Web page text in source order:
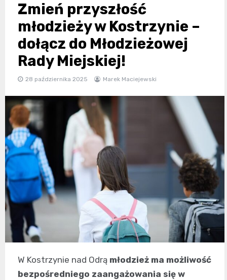
Zmień przyszłość
młodzieży w Kostrzynie –
dołącz do Młodzieżowej
Rady Miejskiej!
28 października 2025 Marek Maciejewski
W Kostrzynie nad Odrą młodzież ma możliwość
bezpośredniego zaangażowania się w